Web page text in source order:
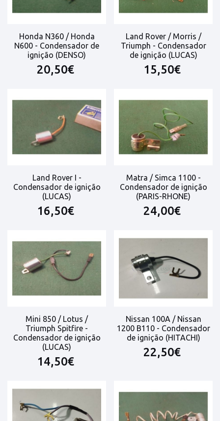
Honda N360 / Honda
N600 - Condensador de
ignição (DENSO)
20,50€
Land Rover / Morris /
Triumph - Condensador
de ignição (LUCAS)
15,50€
Land Rover I -
Condensador de ignição
(LUCAS)
16,50€
Matra / Simca 1100 -
Condensador de ignição
(PARIS-RHONE)
24,00€
Mini 850 / Lotus /
Triumph Spitfire -
Condensador de ignição
(LUCAS)
14,50€
Nissan 100A / Nissan
1200 B110 - Condensador
de ignição (HITACHI)
22,50€